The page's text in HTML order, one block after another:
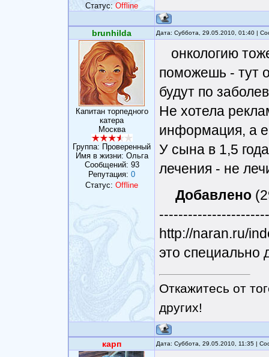
Статус:Offline
brunhilda Дата: Суббота, 29.05.2010, 01:40 |
Капитан торпедного
катера
Москва
Группа: Проверенный
Имя в жизни: Ольга
Сообщений: 93
Репутация: 0
Статус: Offline
онкологию
поможешь - тут
будут по
Не хотела
информация, а
У сына в 1,5
лечения - не
Добавлено
http://naran.ru/
это специально
Откажитесь от
других!
карп Дата: Суббота, 29.05.2010, 11:35 |